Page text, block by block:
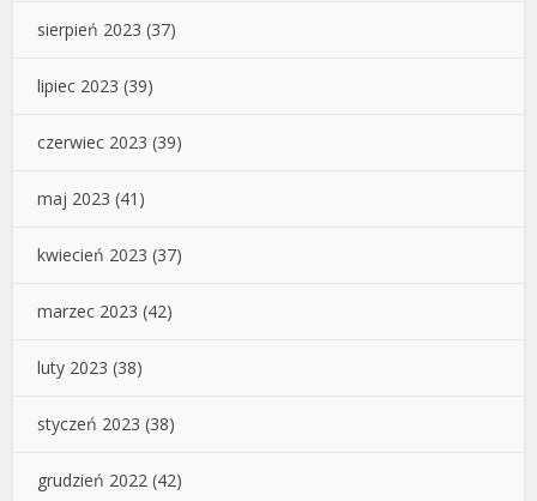
sierpień 2023 (37)
lipiec 2023 (39)
czerwiec 2023 (39)
maj 2023 (41)
kwiecień 2023 (37)
marzec 2023 (42)
luty 2023 (38)
styczeń 2023 (38)
grudzień 2022 (42)